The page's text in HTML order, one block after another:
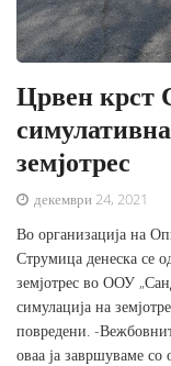
Црвен крст
земјотрес
декември 24, 2021
Во организација на
Струмица денеска се
земјотрес во ООУ
симулација на
повредени. -
оваа ја завршуваме